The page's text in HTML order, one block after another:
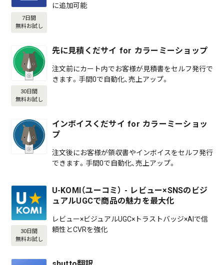
7日間
無料お試し
に追加可能
30日間
無料お試し
先に見積くだサイ for カラーミーショップ
注文前にカート内でお客様が見積書をセルフ発行で
きます。手間0で自動化、売上アップ。
インボイスくだサイ for カラーミーショッ
プ
注文後にお客様が領収書やインボイスをセルフ発行
できます。手間0で自動化、売上アップ。
30日間
無料お試し
U-KOMI（ユーコミ） - レビュー×SNSのビジ
ュアルUGCで商品の魅力を最大化
レビュー×ビジュアルUGC×トラストバッジ×AIで信
頼性とCVRを強化